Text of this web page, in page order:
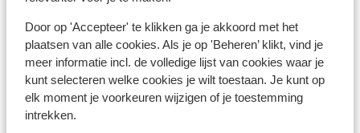
Door op 'Accepteer' te klikken ga je akkoord met het
plaatsen van alle cookies. Als je op 'Beheren’ klikt, vind je
meer informatie incl. de volledige lijst van cookies waar je
kunt selecteren welke cookies je wilt toestaan. Je kunt op
elk moment je voorkeuren wijzigen of je toestemming
intrekken.
Chalet Skadi - prix exclusif
Résidence Le Taos